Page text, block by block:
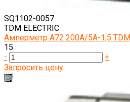
SQ1102-0057
TDM ELECTRIC
Амперметр А72 200А/5А-1,5 TDM
15
-
+
Запросить цену